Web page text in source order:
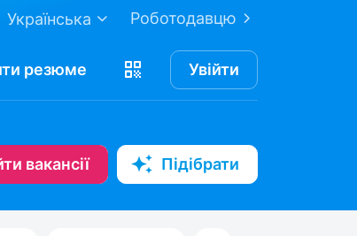
Роботодавцю
Українська
резюме Увійти
вакансії Підібрати